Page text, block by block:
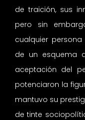
de traición, sus
pero sin
cualquier
de un esquema
aceptación del
potenciaron la
mantuvo su
de tinte